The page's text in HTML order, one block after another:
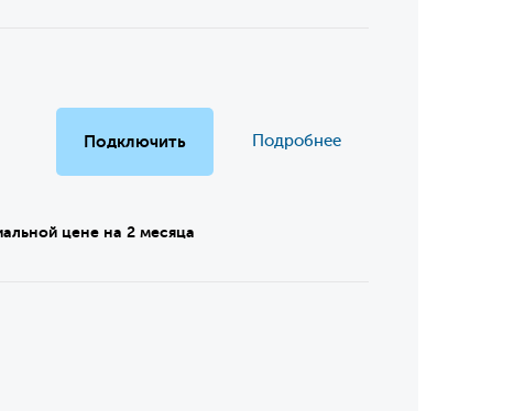
Подключить Подробнее
цене на 2 месяца